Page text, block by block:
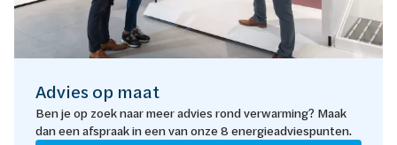
Advies op maat
Ben je op zoek naar meer advies rond verwarming? Maak
dan een afspraak in een van onze 8 energieadviespunten.